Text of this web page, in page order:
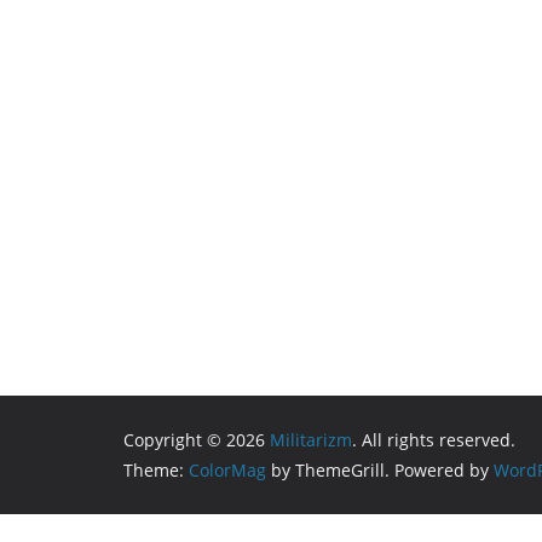
Copyright © 2026 Militarizm. All rights reserved.
Theme: ColorMag by ThemeGrill. Powered by